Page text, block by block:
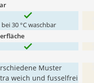
bei 30 °C waschbar
Muster
weich und fusselfrei